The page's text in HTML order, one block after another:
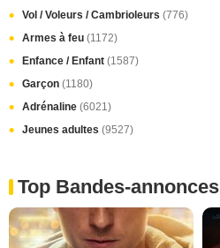
Vol / Voleurs / Cambrioleurs (776)
Armes à feu (1172)
Enfance / Enfant (1587)
Garçon (1180)
Adrénaline (6021)
Jeunes adultes (9527)
Top Bandes-annonces